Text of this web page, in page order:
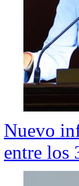
Nuevo
entre los